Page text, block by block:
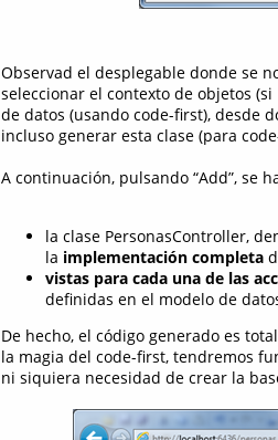
Observad el desplegable donde se
seleccionar el contexto de objetos
de datos (usando code-first), desde
incluso generar esta clase (para
A continuación, pulsando “Add”, se
la clase PersonasController,
la implementación completa
vistas para cada una de las
definidas en el modelo de
De hecho, el código generado es
la magia del code-first, tendremos
ni siquiera necesidad de crear la